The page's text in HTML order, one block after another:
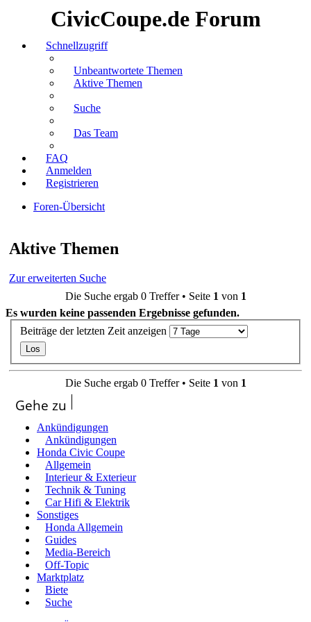
CivicCoupe.de Forum
Schnellzugriff
Unbeantwortete Themen
Aktive Themen
Suche
Das Team
FAQ
Anmelden
Registrieren
Foren-Übersicht
Aktive Themen
Zur erweiterten Suche
Die Suche ergab 0 Treffer • Seite 1 von 1
Es wurden keine passenden Ergebnisse gefunden.
Beiträge der letzten Zeit anzeigen
Die Suche ergab 0 Treffer • Seite 1 von 1
Gehe zu
Ankündigungen
Ankündigungen
Honda Civic Coupe
Allgemein
Interieur & Exterieur
Technik & Tuning
Car Hifi & Elektrik
Sonstiges
Honda Allgemein
Guides
Media-Bereich
Off-Topic
Marktplatz
Biete
Suche